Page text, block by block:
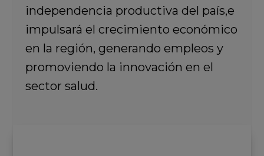
independencia productiva del país,e
impulsará el crecimiento económico
en la región, generando empleos y
promoviendo la innovación en el
sector salud.